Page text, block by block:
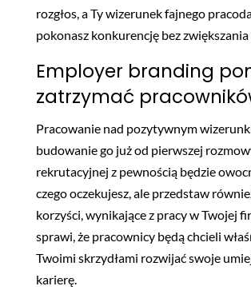
rozgłos, a Ty wizerunek fajnego
pokonasz konkurencję bez
Employer branding
zatrzymać
Pracowanie nad pozytywnym
budowanie go już od pierwszej
rekrutacyjnej z pewnością będzie
czego oczekujesz, ale przedstaw
korzyści, wynikające z pracy w Twojej
sprawi, że pracownicy będą chcieli
Twoimi skrzydłami rozwijać swoje
karierę.